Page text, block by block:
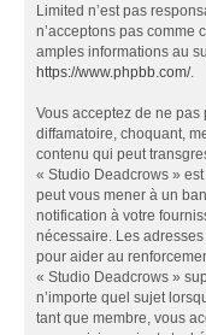
Limited n’est pas
n’acceptons pas comme
amples informations au
https://www.phpbb.com/.
Vous acceptez de ne
diffamatoire, choquant,
contenu qui peut
« Studio Deadcrows »
peut vous mener à un
notification à votre
nécessaire. Les
pour aider au
« Studio Deadcrows »
n’importe quel sujet
tant que membre, vous